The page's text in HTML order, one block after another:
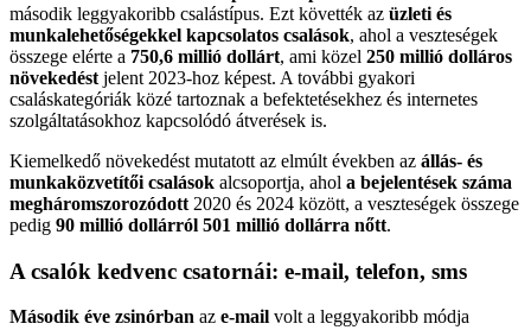
második leggyakoribb csalástípus. Ezt követték az üzleti és
munkalehetőségekkel kapcsolatos csalások, ahol a veszteségek
összege elérte a 750,6 millió dollárt, ami közel 250 millió dolláros
növekedést jelent 2023-hoz képest. A további gyakori
csaláskategóriák közé tartoznak a befektetésekhez és internetes
szolgáltatásokhoz kapcsolódó átverések is.
Kiemelkedő növekedést mutatott az elmúlt években az állás- és
munkaközvetítői csalások alcsoportja, ahol a bejelentések száma
megháromszorozódott 2020 és 2024 között, a veszteségek összege
pedig 90 millió dollárról 501 millió dollárra nőtt.
A csalók kedvenc csatornái: e-mail, telefon, sms
Második éve zsinórban az e-mail volt a leggyakoribb módja